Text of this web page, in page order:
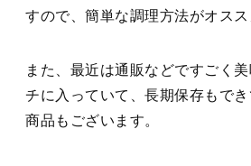
すので、簡単な調理方法がオスス
また、最近は通販などですごく
チに入っていて、長期保存もで
商品もございます。